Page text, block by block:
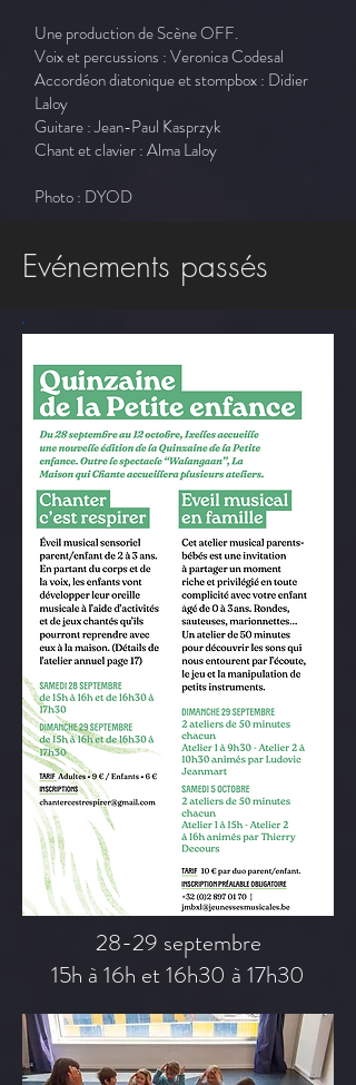
Une production de Scène OFF.
Voix et percussions : Veronica Codesal
Accordéon diatonique et stompbox : Didier
Laloy
Guitare : Jean-Paul Kasprzyk
Chant et clavier : Alma Laloy
Photo : DYOD
Evénements passés
28-29 septembre
15h à 16h et 16h30 à 17h30